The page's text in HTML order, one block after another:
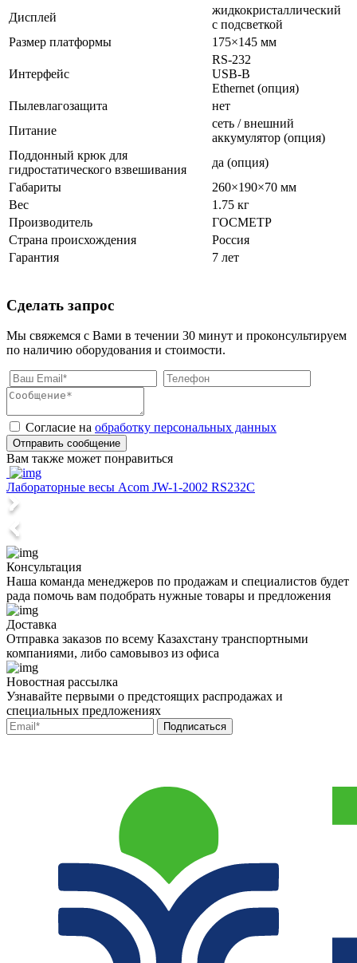
Дисплей
жидкокристаллический
с подсветкой
Размер платформы
175×145 мм
Интерфейс
RS-232
USB-B
Ethernet (опция)
Пылевлагозащита
нет
Питание
сеть / внешний
аккумулятор (опция)
Поддонный крюк для
гидростатического взвешивания
да (опция)
Габариты
260×190×70 мм
Вес
1.75 кг
Производитель
ГОСМЕТР
Страна происхождения
Россия
Гарантия
7 лет
Сделать запрос
Мы свяжемся с Вами в течении 30 минут и проконсультируем
по наличию оборудования и стоимости.
Согласие на обработку персональных данных
Отправить сообщение
Вам также может понравиться
Лабораторные весы Acom JW-1-2002 RS232C
Консультация
Наша команда менеджеров по продажам и специалистов будет
рада помочь вам подобрать нужные товары и предложения
Доставка
Отправка заказов по всему Казахстану транспортными
компаниями, либо самовывоз из офиса
Новостная рассылка
Узнавайте первыми о предстоящих распродажах и
специальных предложениях